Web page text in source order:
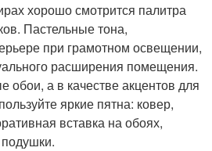
хорошо смотрится палитра
Пастельные тона,
при грамотном освещении,
расширения помещения.
обои, а в качестве акцентов для
яркие пятна: ковер,
вставка на обоях,